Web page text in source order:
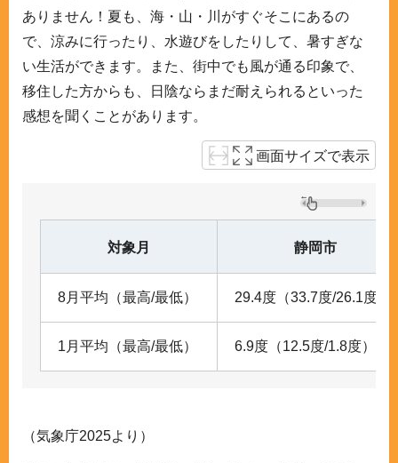
ありません！夏も、海・山・川がすぐそこにあるの
で、涼みに行ったり、水遊びをしたりして、暑すぎな
い生活ができます。また、街中でも風が通る印象で、
移住した方からも、日陰ならまだ耐えられるといった
感想を聞くことがあります。
画面サイズで表示
対象月 静岡市
8月平均（最高/最低） 29.4度（33.7度/26.1度）
1月平均（最高/最低） 6.9度（12.5度/1.8度）
（気象庁2025より）